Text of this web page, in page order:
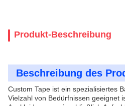
Produkt-Beschreibung
Beschreibung des
Custom Tape ist ein spezialisiertes
Vielzahl von Bedürfnissen geeignet